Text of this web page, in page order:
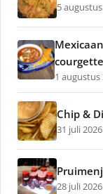
5
courgette
1 augustus
Chip &
31 juli 2026
28 juli 2026